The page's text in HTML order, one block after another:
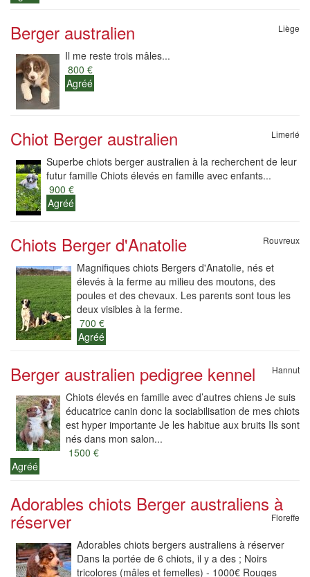
Berger australien Liège
Il me reste trois mâles...
800 €
Agréé
Chiot Berger australien Limerlé
Superbe chiots berger australien à la recherchent de leur
futur famille Chiots élevés en famille avec enfants...
900 €
Agréé
Chiots Berger d'Anatolie Rouvreux
Magnifiques chiots Bergers d'Anatolie, nés et
élevés à la ferme au milieu des moutons, des
poules et des chevaux. Les parents sont tous les
deux visibles à la ferme.
700 €
Agréé
Berger australien pedigree kennel Hannut
Chiots élevés en famille avec d’autres chiens Je suis
éducatrice canin donc la sociabilisation de mes chiots
est hyper importante Je les habitue aux bruits Ils sont
nés dans mon salon...
1500 €
Agréé
Adorables chiots Berger australiens à
réserver Floreffe
Adorables chiots bergers australiens à réserver
Dans la portée de 6 chiots, il y a des ; Noirs
tricolores (mâles et femelles) - 1000€ Rouges